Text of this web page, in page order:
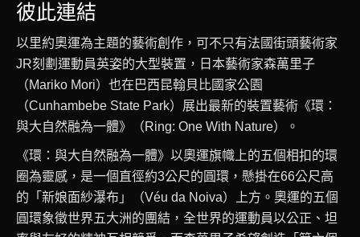
彼此連結
以里約奧運為主題的藝術創作，可不只有法國街頭藝術家
JR刻劃運動員英姿的大型裝置，日本藝術家森萬里子
（Mariko Mori）也在巴西昆翰貝比國家公園
（Cunhambebe State Park）展出最新的裝置藝術《環：
與大自然融為一體》（Ring: One With Nature）。
《環：與大自然融為一體》以奧運旗幟上的五個相扣的環
圈為靈感，是一個直徑約3公尺的圓環，懸掛在66公尺高
的「新娘面紗瀑布」（Véu da Noiva）上方。奧運的五個
圓環象徵世界五大洲的團結，全世界的運動員以公正、坦